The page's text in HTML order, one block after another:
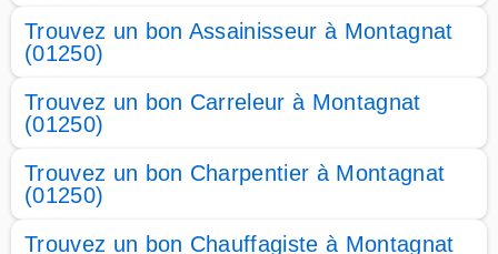
Trouvez un bon Assainisseur à Montagnat
(01250)
Trouvez un bon Carreleur à Montagnat
(01250)
Trouvez un bon Charpentier à Montagnat
(01250)
Trouvez un bon Chauffagiste à Montagnat